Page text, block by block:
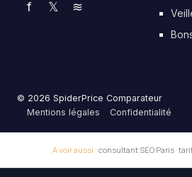
f 𝕏 ≋
© 2026 SpiderPrice Comparateur
Mentions légales
Confidentialité
A voir aussi : consultant SEO Paris·